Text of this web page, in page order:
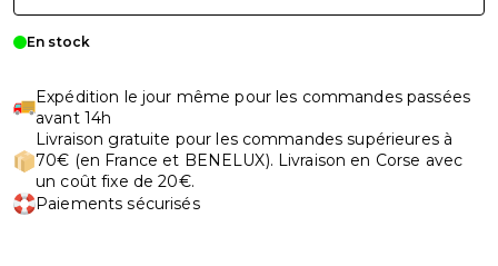
En stock
Expédition le jour même pour les commandes passées
avant 14h
Livraison gratuite pour les commandes supérieures à
70€ (en France et BENELUX). Livraison en Corse avec
un coût fixe de 20€.
Paiements sécurisés